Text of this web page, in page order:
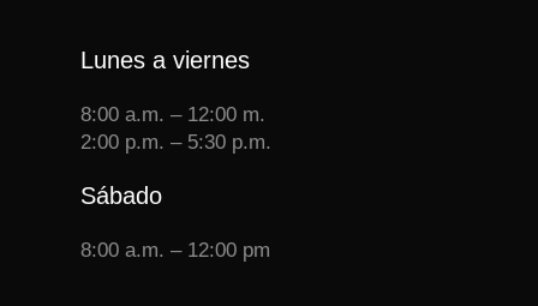
Lunes a viernes
8:00 a.m. – 12:00 m.
2:00 p.m. – 5:30 p.m.
Sábado
8:00 a.m. – 12:00 pm